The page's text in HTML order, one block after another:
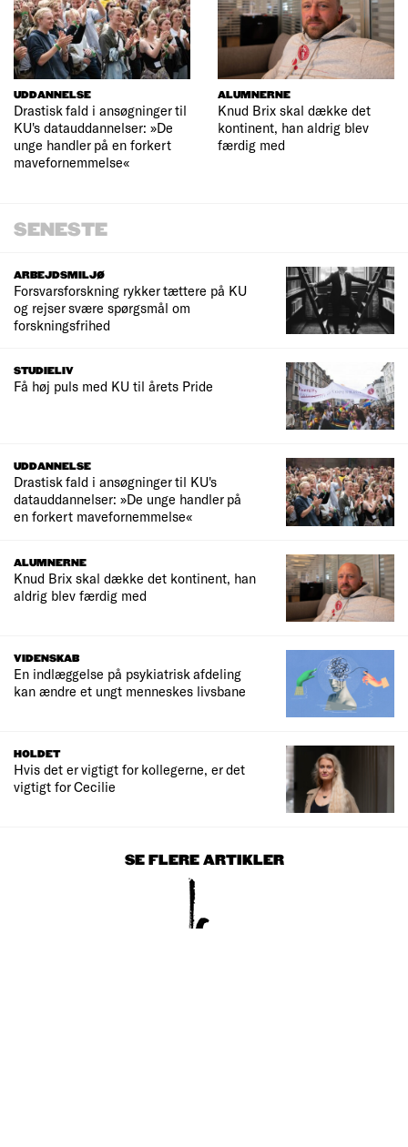
UDDANNELSE
Drastisk fald i ansøgninger til
KU's datauddannelser: »De
unge handler på en forkert
mavefornemmelse«
ALUMNERNE
Knud Brix skal dække det
kontinent, han aldrig blev
færdig med
SENESTE
ARBEJDSMILJØ
Forsvarsforskning rykker tættere på KU
og rejser svære spørgsmål om
forskningsfrihed
STUDIELIV
Få høj puls med KU til årets Pride
UDDANNELSE
Drastisk fald i ansøgninger til KU's
datauddannelser: »De unge handler på
en forkert mavefornemmelse«
ALUMNERNE
Knud Brix skal dække det kontinent, han
aldrig blev færdig med
VIDENSKAB
En indlæggelse på psykiatrisk afdeling
kan ændre et ungt menneskes livsbane
HOLDET
Hvis det er vigtigt for kollegerne, er det
vigtigt for Cecilie
SE FLERE ARTIKLER